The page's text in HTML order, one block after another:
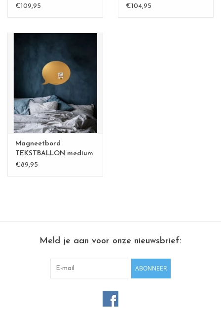
BLACK
€109,95
Large
€104,95
Magneetbord
TEKSTBALLON medium
Goud -
€89,95
Meld je aan voor onze nieuwsbrief:
ABONNEER